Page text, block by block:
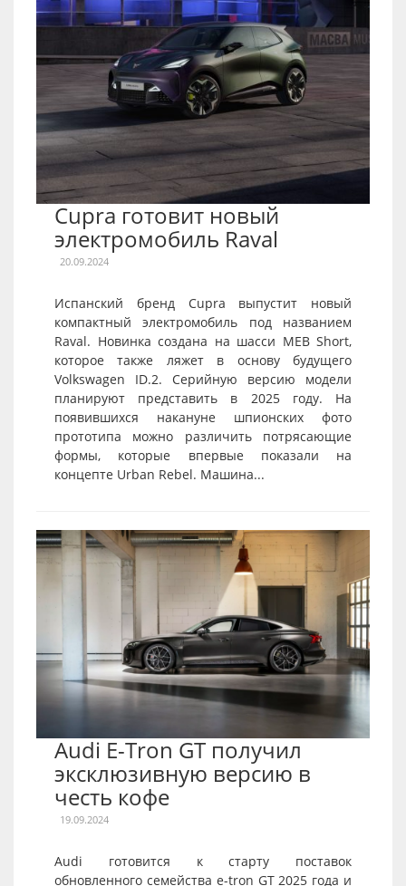
Cupra готовит новый
электромобиль Raval
20.09.2024
Испанский бренд Cupra выпустит новый
компактный электромобиль под названием
Raval. Новинка создана на шасси MEB Short,
которое также ляжет в основу будущего
Volkswagen ID.2. Серийную версию модели
планируют представить в 2025 году. На
появившихся накануне шпионских фото
прототипа можно различить потрясающие
формы, которые впервые показали на
концепте Urban Rebel. Машина...
Audi E-Tron GT получил
эксклюзивную версию в
честь кофе
19.09.2024
Audi готовится к старту поставок
обновленного семейства e-tron GT 2025 года и